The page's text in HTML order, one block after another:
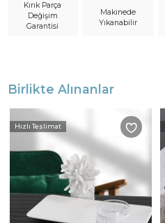
Kırık Parça
Değişim
Garantisi
Makinede
Yıkanabilir
Birlikte Alınanlar
Hızlı Teslimat